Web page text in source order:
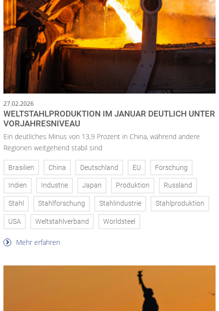
27.02.2026
WELTSTAHLPRODUKTION IM JANUAR DEUTLICH UNTER
VORJAHRESNIVEAU
Ein deutliches Minus von 13,9 Prozent in China, während andere
Regionen weitgehend stabil sind
Brasilien China Deutschland EU Forschung
Indien Industrie Japan Produktion Russland
Stahl Stahlforschung Stahlindustrie Stahlproduktion
USA Weltstahlverband Worldsteel
Mehr erfahren